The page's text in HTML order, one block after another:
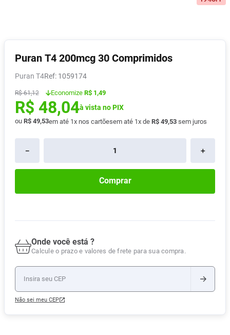
Puran T4 200mcg 30 Comprimidos
Puran T4 : 1059174
R$ 61,12 Economize R$ 1,49
R$ 48,04à vista no PIX
ou R$ 49,53em até 1x nos cartõesem até 1x de R$ 49,53 sem juros
＋
－
Comprar
Onde você está ?
Calcule o prazo e valores de frete para sua compra.
Não sei meu CEP
5º Fralda G
6º Desodorante
9 Pampers Confort Sec
10º Lavitan